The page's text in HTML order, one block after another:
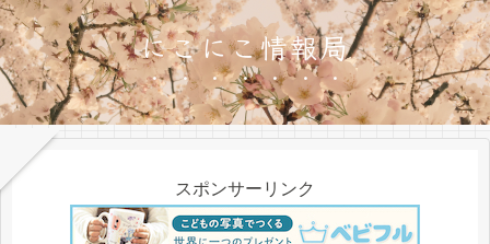
にこにこ情報局
スポンサーリンク